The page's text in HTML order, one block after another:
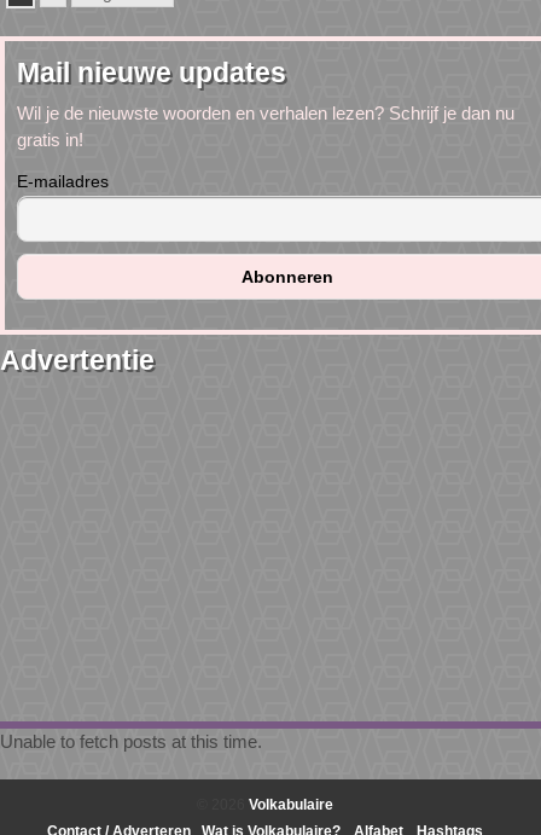
Mail nieuwe updates
Wil je de nieuwste woorden en verhalen lezen? Schrijf je dan nu
gratis in!
E-mailadres
Advertentie
Unable to fetch posts at this time.
Volkabulaire